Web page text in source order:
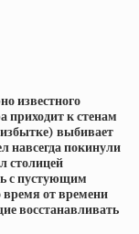
известного
приходит к стенам
выбивает
навсегда покинули
столицей
с пустующим
время от времени
восстанавливать